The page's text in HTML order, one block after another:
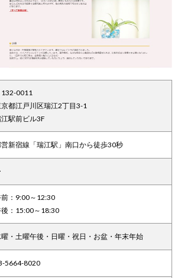
0011
都江戸川区瑞江2丁目3-1
駅前ビル3F
新宿線「瑞江駅」南口から徒歩30秒
：9:00～12:30
：15:00～18:30
・土曜午後・日曜・祝日・お盆・年末年始
5664-8020